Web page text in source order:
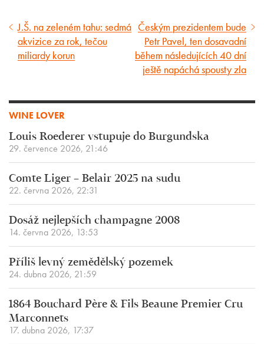
Předcházející
článek
J.Š. na zeleném tahu: sedmá
akvizice za rok, tečou
miliardy korun
Následující
článek
Českým prezidentem bude
Petr Pavel, ten dosavadní
během následujících 40 dní
ještě napáchá spousty zla
WINE LOVER
Louis Roederer vstupuje do Burgundska
29. července 2026, 21:46
Comte Liger – Belair 2025 na sudu
22. června 2026, 22:31
Dosáž nejlepších champagne 2008
14. června 2026, 13:53
Příliš levný zemědělský pozemek
24. dubna 2026, 21:59
1864 Bouchard Père & Fils Beaune Premier Cru
Marconnets
17. dubna 2026, 17:37